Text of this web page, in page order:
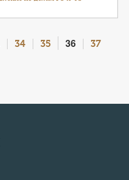
34 35 36
37